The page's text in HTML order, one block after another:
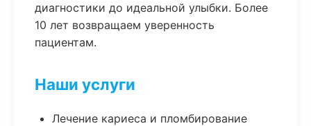
диагностики до идеальной улыбки. Более
10 лет возвращаем уверенность
пациентам.
Наши услуги
Лечение кариеса и пломбирование